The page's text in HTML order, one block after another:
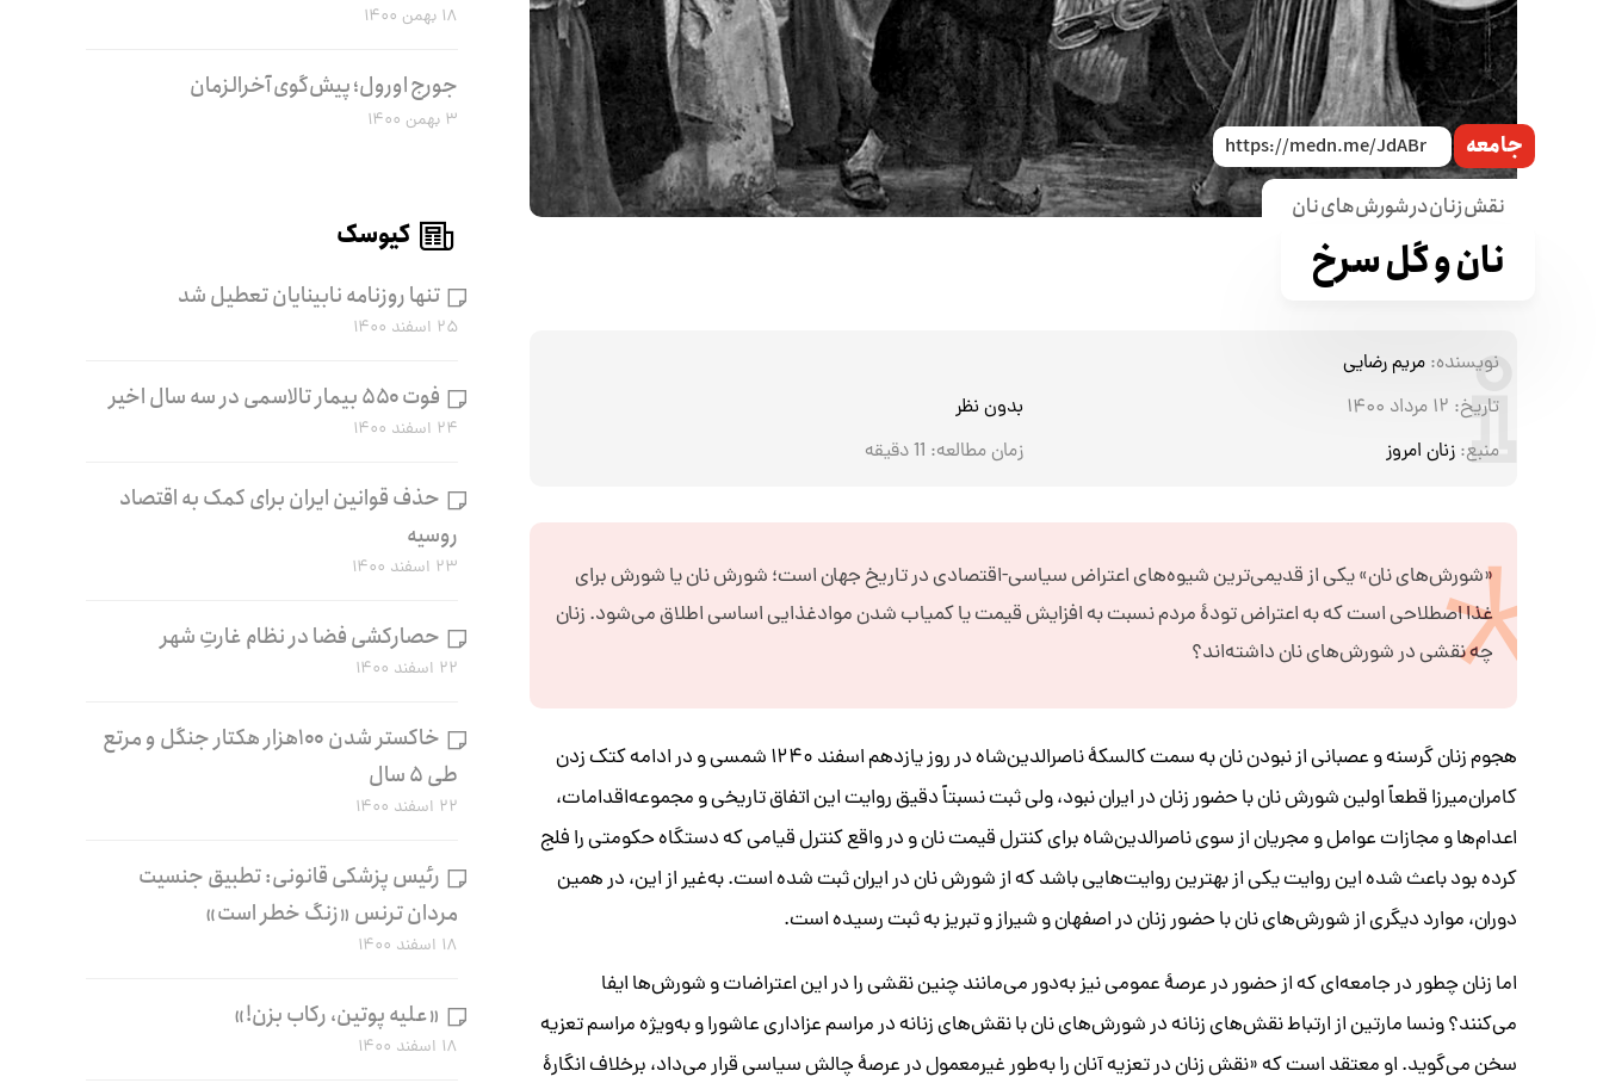
جامعه
نقش زنان در شورش‌های نان
نان و گل سرخ
نویسنده: مریم رضایی
تاریخ: ۱۲ مرداد ۱۴۰۰
بدون نظر
منبع: زنان امروز زمان مطالعه: 11دقیقه
«شورش‌های نان» یکی از قدیمی‌ترین شیوه‌های اعتراض سیاسی-اقتصادی در تاریخ جهان است؛ شورش نان یا شورش برای
غذا اصطلاحی است که به اعتراض تودۀ مردم نسبت به افزایش قیمت یا کمیاب شدن موادغذایی اساسی اطلاق می‌شود. زنان
چه نقشی در شورش‌های نان داشته‌اند؟
هجوم زنان گرسنه و عصبانی از نبودن نان به سمت کالسکۀ ناصرالدین‌شاه در روز یازدهم اسفند ۱۲۴۰ شمسی و در ادامه کتک زدن
کامران‌میرزا قطعاً اولین شورش نان با حضور زنان در ایران نبود، ولی ثبت نسبتاً دقیق روایت این اتفاق تاریخی و مجموعه‌اقدامات،
اعدام‌ها و مجازات عوامل و مجریان از سوی ناصرالدین‌شاه برای کنترل قیمت نان و در واقع کنترل قیامی که دستگاه حکومتی را فلج
کرده بود باعث شده این روایت یکی از بهترین روایت‌هایی باشد که از شورش نان در ایران ثبت شده است. به‌غیر از این، در همین
دوران، موارد دیگری از شورش‌های نان با حضور زنان در اصفهان و شیراز و تبریز به ثبت رسیده است.
اما زنان چطور در جامعه‌ای که از حضور در عرصۀ عمومی نیز به‌دور می‌مانند چنین نقشی را در این اعتراضات و شورش‌ها ایفا
می‌کنند؟ ونسا مارتین از ارتباط نقش‌های زنانه در شورش‌های نان با نقش‌های زنانه در مراسم عزاداری عاشورا و به‌‌ویژه مراسم تعزیه
سخن می‌گوید. او معتقد است که «نقش زنان در تعزیه آنان را به‌طور غیر‌معمول در عرصۀ چالش سیاسی قرار می‌داد، برخلاف انگارۀ
۱۸ بهمن ۱۴۰۰
جورج اورول؛ پیش‌گوی آخرالزمان
۳ بهمن ۱۴۰۰
کیوسک
تنها روزنامه نابینایان تعطیل شد
۲۵ اسفند ۱۴۰۰
فوت ۵۵۰ بیمار تالاسمی در سه سال اخیر
۲۴ اسفند ۱۴۰۰
حذف قوانین ایران برای کمک به اقتصاد
روسیه
۲۳ اسفند ۱۴۰۰
حصارکشی فضا در نظام غارتِ شهر
۲۲ اسفند ۱۴۰۰
خاکستر شدن ۱۰۰هزار هکتار جنگل و مرتع
طی ۵ سال
۲۲ اسفند ۱۴۰۰
رئیس پزشکی قانونی: تطبیق جنسیت
مردان ترنس «زنگ خطر است»
۱۸ اسفند ۱۴۰۰
«علیه پوتین، رکاب بزن!»
۱۸ اسفند ۱۴۰۰